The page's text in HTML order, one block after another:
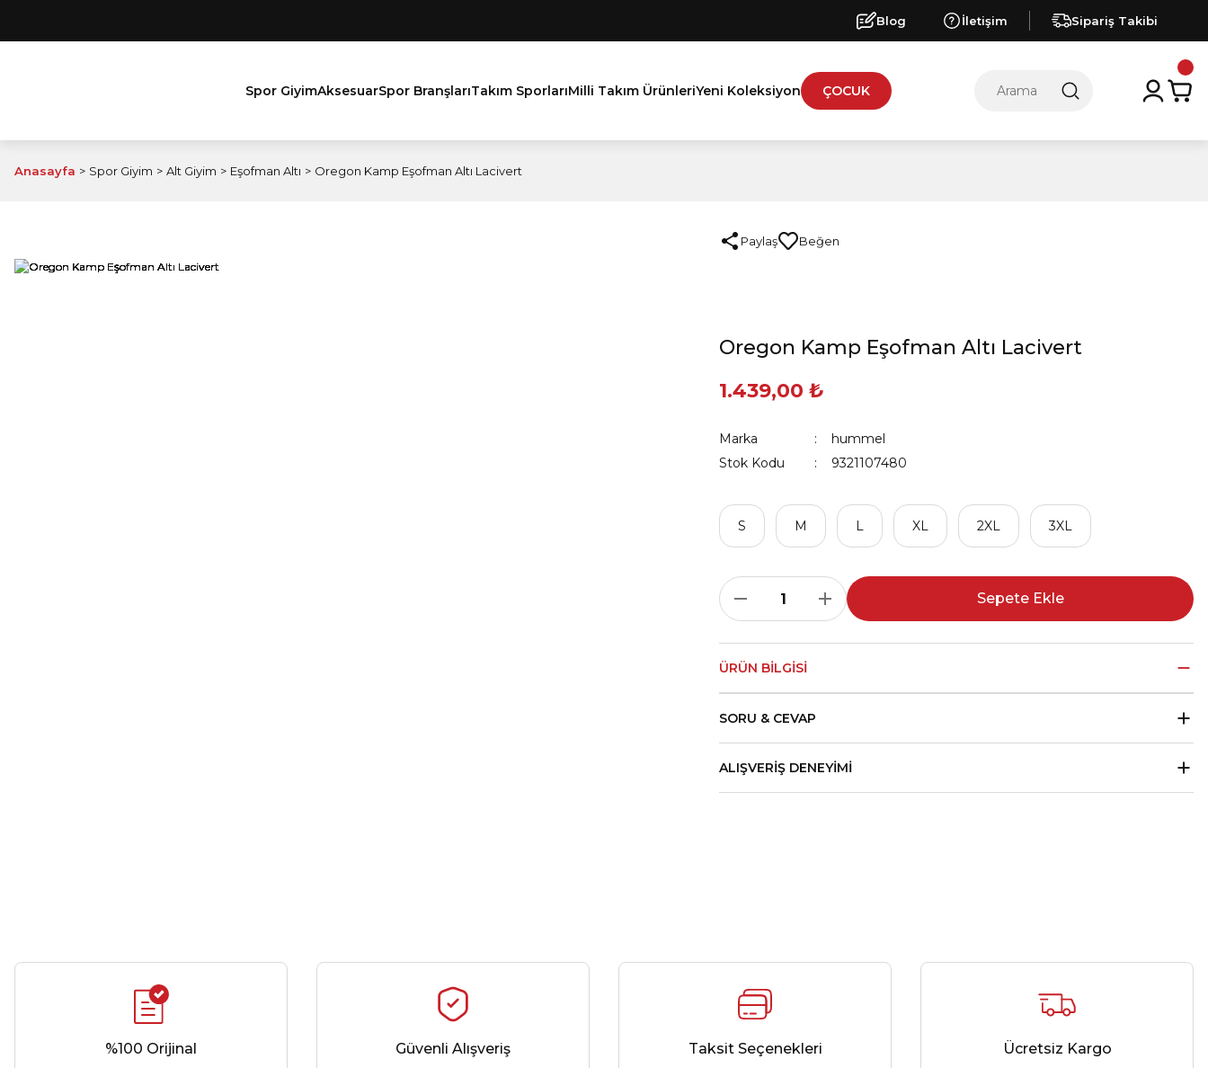
Blog İletişim Sipariş Takibi
Spor GiyimAksesuarSpor BranşlarıTakım SporlarıMilli Takım ÜrünleriYeni Koleksiyon ÇOCUK
Anasayfa Spor Giyim Alt Giyim Eşofman Altı Oregon Kamp Eşofman Altı Lacivert
Paylaş
Oregon Kamp Eşofman Altı Lacivert
1.439,00 ₺
Marka
hummel
Stok Kodu
9321107480
S M L XL 2XL 3XL
Sepete Ekle
ÜRÜN BILGISI
SORU & CEVAP
ALIŞVERIŞ DENEYIMI
%100 Orijinal Güvenli Alışveriş Taksit Seçenekleri Ücretsiz Kargo